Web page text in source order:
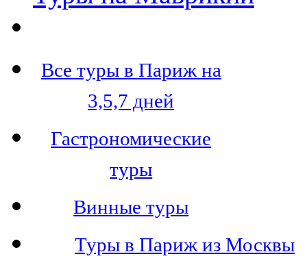
Все туры в Париж на
3,5,7 дней
Гастрономические
туры
Винные туры
Туры в Париж из Москвы